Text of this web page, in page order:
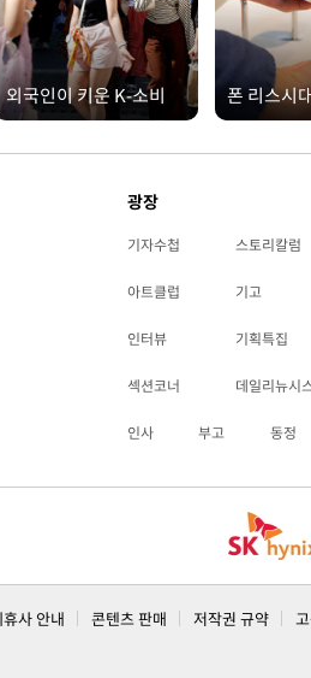
외국인이 키운 K-소비 폰 리스시
광장
기자수첩 스토리칼럼
아트클럽 기고
인터뷰 기획특집
섹션코너 데일리뉴시
인사 부고 동정
사 안내 콘텐츠 판매 저작권 규약